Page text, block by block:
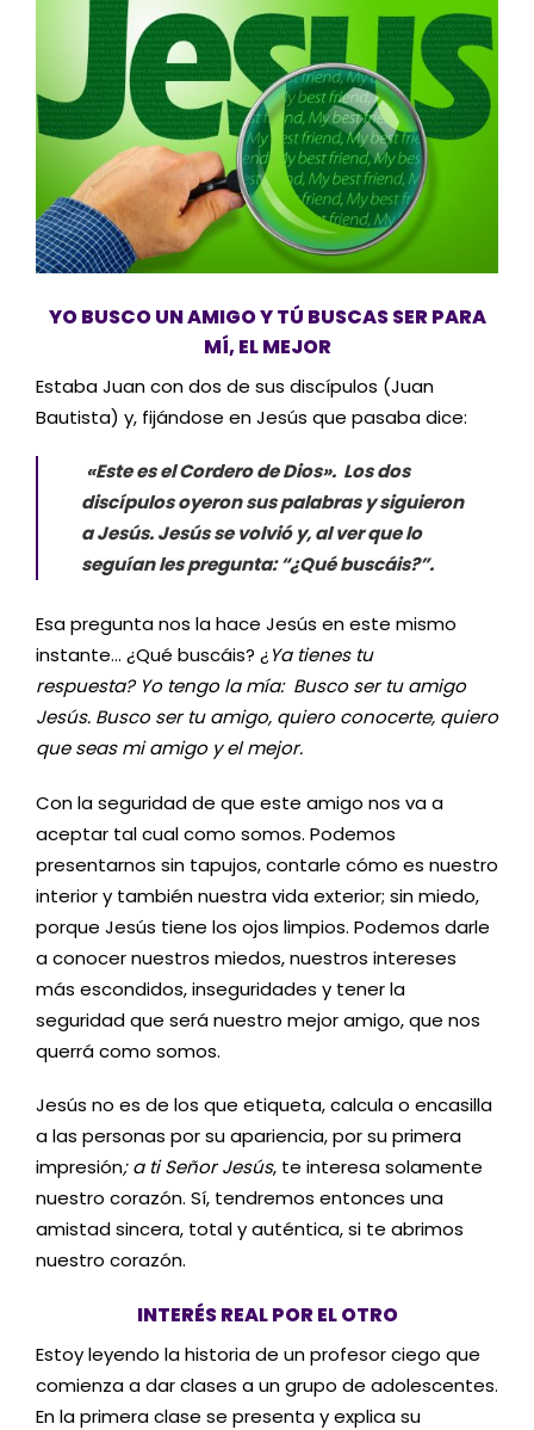
YO BUSCO UN AMIGO Y TÚ BUSCAS SER PARA
MÍ, EL MEJOR
Estaba Juan con dos de sus discípulos (Juan
Bautista) y, fijándose en Jesús que pasaba dice:
«Este es el Cordero de Dios». Los dos
discípulos oyeron sus palabras y siguieron
a Jesús. Jesús se volvió y, al ver que lo
seguían les pregunta: “¿Qué buscáis?”.
Esa pregunta nos la hace Jesús en este mismo
instante… ¿Qué buscáis? ¿Ya tienes tu
respuesta? Yo tengo la mía: Busco ser tu amigo
Jesús. Busco ser tu amigo, quiero conocerte, quiero
que seas mi amigo y el mejor.
Con la seguridad de que este amigo nos va a
aceptar tal cual como somos. Podemos
presentarnos sin tapujos, contarle cómo es nuestro
interior y también nuestra vida exterior; sin miedo,
porque Jesús tiene los ojos limpios. Podemos darle
a conocer nuestros miedos, nuestros intereses
más escondidos, inseguridades y tener la
seguridad que será nuestro mejor amigo, que nos
querrá como somos.
Jesús no es de los que etiqueta, calcula o encasilla
a las personas por su apariencia, por su primera
impresión; a ti Señor Jesús, te interesa solamente
nuestro corazón. Sí, tendremos entonces una
amistad sincera, total y auténtica, si te abrimos
nuestro corazón.
INTERÉS REAL POR EL OTRO
Estoy leyendo la historia de un profesor ciego que
comienza a dar clases a un grupo de adolescentes.
En la primera clase se presenta y explica su